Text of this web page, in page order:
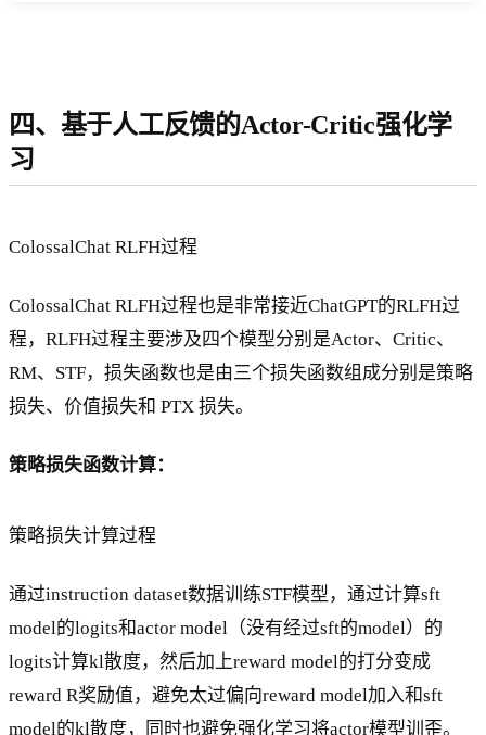
四、基于人工反馈的Actor-Critic强化学
习
ColossalChat RLFH过程
ColossalChat RLFH过程也是非常接近ChatGPT的RLFH过
程，RLFH过程主要涉及四个模型分别是Actor、Critic、
RM、STF，损失函数也是由三个损失函数组成分别是策略
损失、价值损失和 PTX 损失。
策略损失函数计算：
策略损失计算过程
通过instruction dataset数据训练STF模型，通过计算sft
model的logits和actor model（没有经过sft的model）的
logits计算kl散度，然后加上reward model的打分变成
reward R奖励值，避免太过偏向reward model加入和sft
model的kl散度，同时也避免强化学习将actor模型训歪。